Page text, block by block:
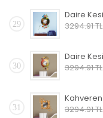
29
3294.91 TL
30
3294.91 TL
31
3294.91 TL